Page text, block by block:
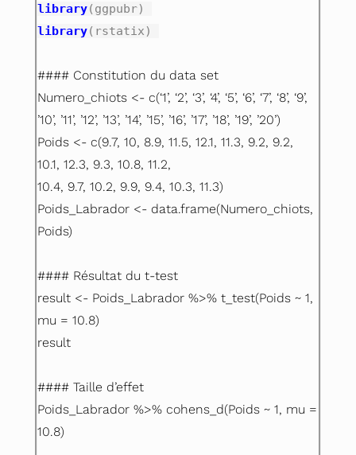
library(ggpubr)
library(rstatix)
#### Constitution du data set
Numero_chiots <- c(‘1’, ‘2’, ‘3’, ‘4’, ‘5’, ‘6’, ‘7’, ‘8’, ‘9’,
’10’, ’11’, ’12’, ’13’, ’14’, ’15’, ’16’, ’17’, ’18’, ’19’, ’20’)
Poids <- c(9.7, 10, 8.9, 11.5, 12.1, 11.3, 9.2, 9.2,
10.1, 12.3, 9.3, 10.8, 11.2,
10.4, 9.7, 10.2, 9.9, 9.4, 10.3, 11.3)
Poids_Labrador <- data.frame(Numero_chiots,
Poids)
#### Résultat du t-test
result <- Poids_Labrador %>% t_test(Poids ~ 1,
mu = 10.8)
result
#### Taille d’effet
Poids_Labrador %>% cohens_d(Poids ~ 1, mu =
10.8)